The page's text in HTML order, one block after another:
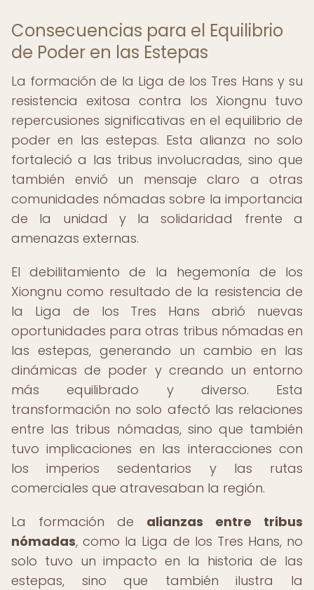
Consecuencias para el Equilibrio
de Poder en las Estepas
La formación de la Liga de los Tres Hans y su
resistencia exitosa contra los Xiongnu tuvo
repercusiones significativas en el equilibrio de
poder en las estepas. Esta alianza no solo
fortaleció a las tribus involucradas, sino que
también envió un mensaje claro a otras
comunidades nómadas sobre la importancia
de la unidad y la solidaridad frente a
amenazas externas.
El debilitamiento de la hegemonía de los
Xiongnu como resultado de la resistencia de
la Liga de los Tres Hans abrió nuevas
oportunidades para otras tribus nómadas en
las estepas, generando un cambio en las
dinámicas de poder y creando un entorno
más equilibrado y diverso. Esta
transformación no solo afectó las relaciones
entre las tribus nómadas, sino que también
tuvo implicaciones en las interacciones con
los imperios sedentarios y las rutas
comerciales que atravesaban la región.
La formación de alianzas entre tribus
nómadas, como la Liga de los Tres Hans, no
solo tuvo un impacto en la historia de las
estepas, sino que también ilustra la